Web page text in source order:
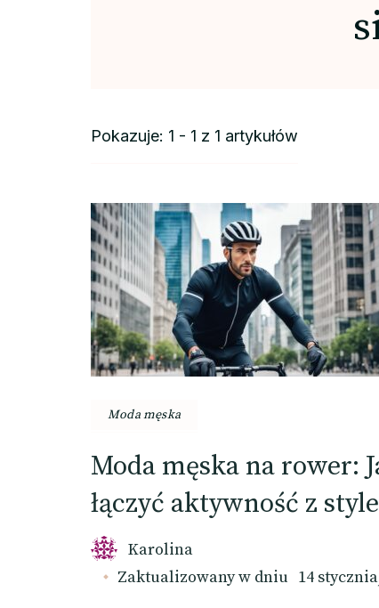
Pokazuje: 1 - 1 z 1 artykułów
Moda męska
Moda męska na rower:
łączyć aktywność z
Karolina
Zaktualizowany w dniu 14